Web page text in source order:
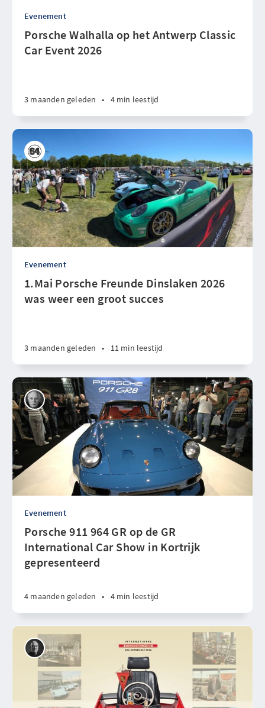
Evenement
Porsche Walhalla op het Antwerp Classic
Car Event 2026
3 maanden geleden • 4 min leestijd
Evenement
1.Mai Porsche Freunde Dinslaken 2026
was weer een groot succes
3 maanden geleden • 11 min leestijd
Evenement
Porsche 911 964 GR op de GR
International Car Show in Kortrijk
gepresenteerd
4 maanden geleden • 4 min leestijd